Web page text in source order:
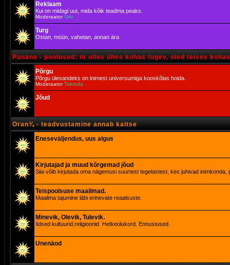
Reklaam
Kui on midagi uut, mida kõik teadma peaks.
ModeraatorUrki
Turg
Ostan, müün, vahetan, annan ära
Punane - poolused: nt olles ühes kohas tugev, oled teises
Põrgu
Põrgu ülesandeks on inimest universumiga kooskõlas hoida.
ModeraatorTokroda
Jõud
Oran¾ - teadvustamine annab kaitse
Eneseväljendus, uus algus
Kirjutajad ja muud kõrgemad jõud
Siia võib kirjutada oma nägemusi suurtest tegelastest, kes juhivad inimkonda,
Teispoolsuse maailmad.
Maailma tajumine läbi erinevate reaalsuste.
Minevik, Olevik, Tulevik.
Iidsed kultuurid,religioonid. Hetkeolukord. Ennustused.
Unenäod